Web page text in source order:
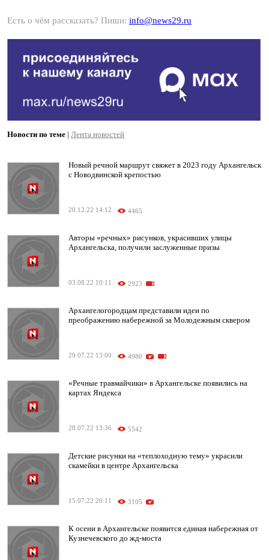
Есть о чём рассказать? Пиши: info@news29.ru
Новости по теме | Лента новостей
Новый речной маршрут свяжет в 2023 году Архангельск
с Новодвинской крепостью
20.12.22 14:12 4465
Авторы «речных» рисунков, украсивших улицы
Архангельска, получили заслуженные призы
03.08.22 10:11 2923
Архангелогородцам представили идеи по
преображению набережной за Молодежным сквером
29.07.22 13:00 4980
«Речные травмайчики» в Архангельске появились на
картах Яндекса
28.07.22 13:36 5542
Детские рисунки на «теплоходную тему» украсили
скамейки в центре Архангельска
15.07.22 20:11 3105
К осени в Архангельске появится единая набережная от
Кузнечевского до жд-моста